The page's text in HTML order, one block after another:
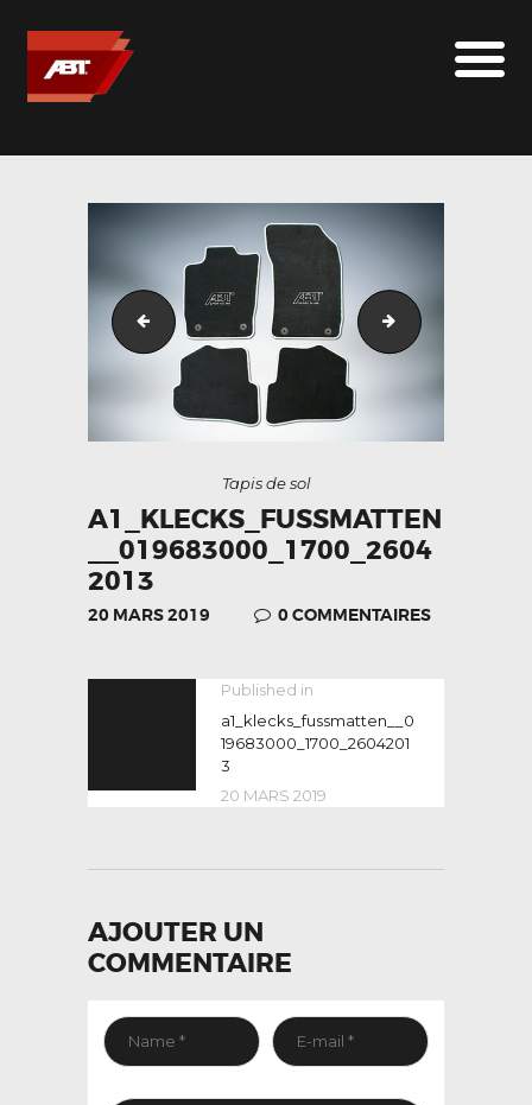
ABT SPORTSLINE FRANCE
MARQUES
LE SUR-MESURE
ABT
CONTACT
Tapis de sol
A1_KLECKS_FUSSMATTEN
__019683000_1700_2604
2013
20 MARS 2019 0 COMMENTAIRES
NAVIGATION
L’ARTICLE
Published in
a1_klecks_fussmatten__0
19683000_1700_2604201
3
20 MARS 2019
AJOUTER UN
COMMENTAIRE